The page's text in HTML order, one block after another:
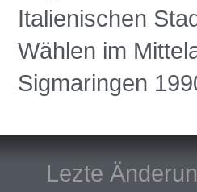
Italienischen
Wählen im
Sigmaringen
Lezte